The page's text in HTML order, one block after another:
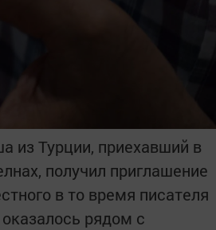
из Турции, приехавший в
получил приглашение
в то время писателя
рядом с